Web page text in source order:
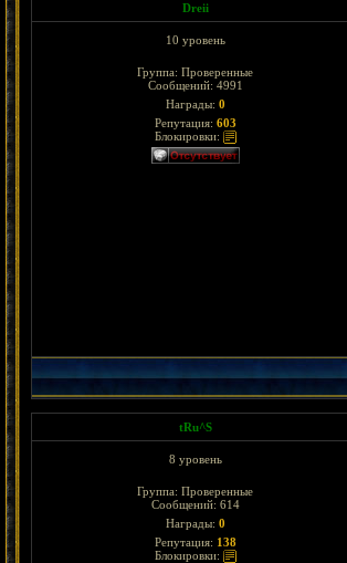
Dreii
10 уровень
Группа: Проверенные
Сообщений: 4991
Награды: 0
Репутация: 603
Блокировки:
tRu^S
8 уровень
Группа: Проверенные
Сообщений: 614
Награды: 0
Репутация: 138
Блокировки: